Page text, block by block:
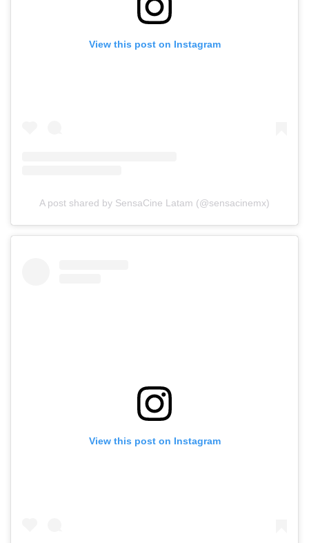
View this post on Instagram
A post shared by SensaCine Latam (@sensacinemx)
View this post on Instagram